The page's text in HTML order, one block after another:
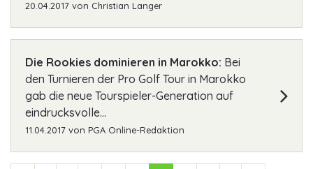
20.04.2017 von Christian Langer
Die Rookies dominieren in Marokko: Bei
den Turnieren der Pro Golf Tour in Marokko
gab die neue Tourspieler-Generation auf
eindrucksvolle...
11.04.2017 von PGA Online-Redaktion